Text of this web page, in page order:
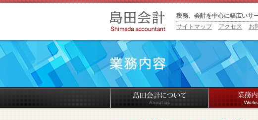
税務、会計を中心に幅広いサ
サイトマップ
アクセス お